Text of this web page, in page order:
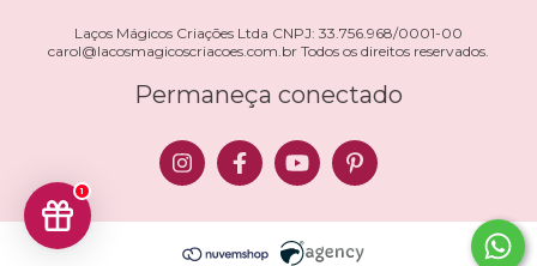
Laços Mágicos Criações Ltda CNPJ: 33.756.968/0001-00
carol@lacosmagicoscriacoes.com.br Todos os direitos reservados.
Permaneça conectado
1